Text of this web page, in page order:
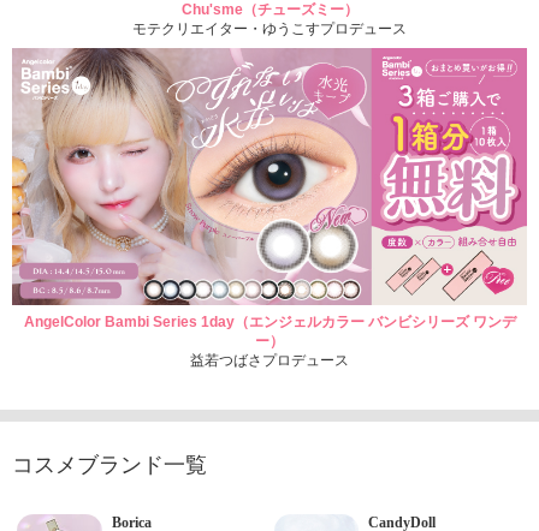
Chu'sme（チューズミー）
モテクリエイター・ゆうこすプロデュース
AngelColor Bambi Series 1day（エンジェルカラー バンビシリーズ ワンデ
ー）
益若つばさプロデュース
コスメブランド一覧